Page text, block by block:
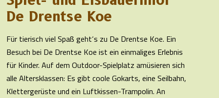
De Drentse Koe
Für tierisch viel Spaß geht‘s zu De Drentse Koe. Ein
Besuch bei De Drentse Koe ist ein einmaliges Erlebnis
für Kinder. Auf dem Outdoor-Spielplatz amüsieren sich
alle Altersklassen: Es gibt coole Gokarts, eine Seilbahn,
Klettergerüste und ein Luftkissen-Trampolin. An